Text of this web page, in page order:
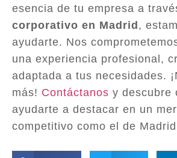
esencia de tu empresa a
corporativo en Madrid ,
ayudarte. Nos
una experiencia profesional,
adaptada a tus necesidades.
más! Contáctanos y descubre
ayudarte a destacar en un
competitivo como el de